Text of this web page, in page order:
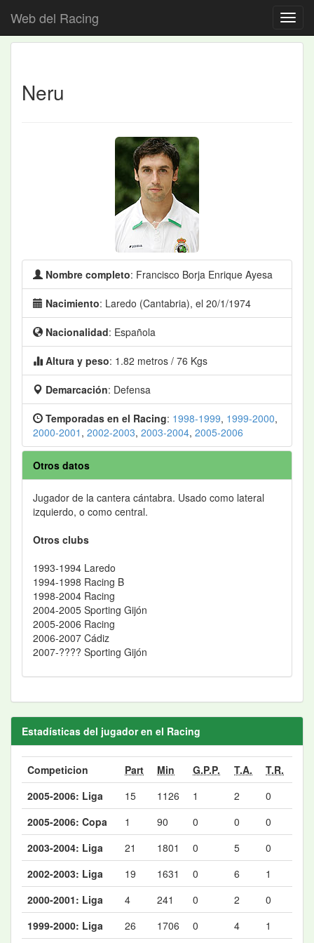
Web del Racing
Neru
Nombre completo: Francisco Borja Enrique Ayesa
Nacimiento: Laredo (Cantabria), el 20/1/1974
Nacionalidad: Española
Altura y peso: 1.82 metros / 76 Kgs
Demarcación: Defensa
Temporadas en el Racing: 1998-1999, 1999-2000,
2000-2001 , 2002-2003, 2003-2004, 2005-2006
Otros datos
Jugador de la cantera cántabra. Usado como lateral
izquierdo, o como central.
Otros clubs
1993-1994 Laredo
1994-1998 Racing B
1998-2004 Racing
2004-2005 Sporting Gijón
2005-2006 Racing
2006-2007 Cádiz
2007-???? Sporting Gijón
Estadísticas del jugador en el Racing
Competicion Part Min G.P.P. T.A.
T.R.
2005-2006: Liga
15 1126 1 2
0
2005-2006: Copa
1 90 0 0
0
2003-2004: Liga
21 1801 0 5
0
2002-2003: Liga
19 1631 0 6
1
2000-2001: Liga
4 241 0 2
0
1999-2000: Liga
26 1706 0 4 1